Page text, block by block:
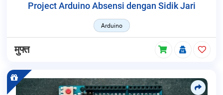
Project Arduino Absensi dengan Sidik Jari
Arduino
मुफ्त